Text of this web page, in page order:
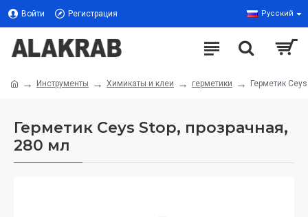
Войти Регистрация Русский
Инструменты Химикаты и клеи герметики Герметик
Герметик Ceys Stop, прозрачная,
280 мл